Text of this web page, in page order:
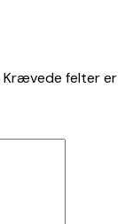
Krævede felter er